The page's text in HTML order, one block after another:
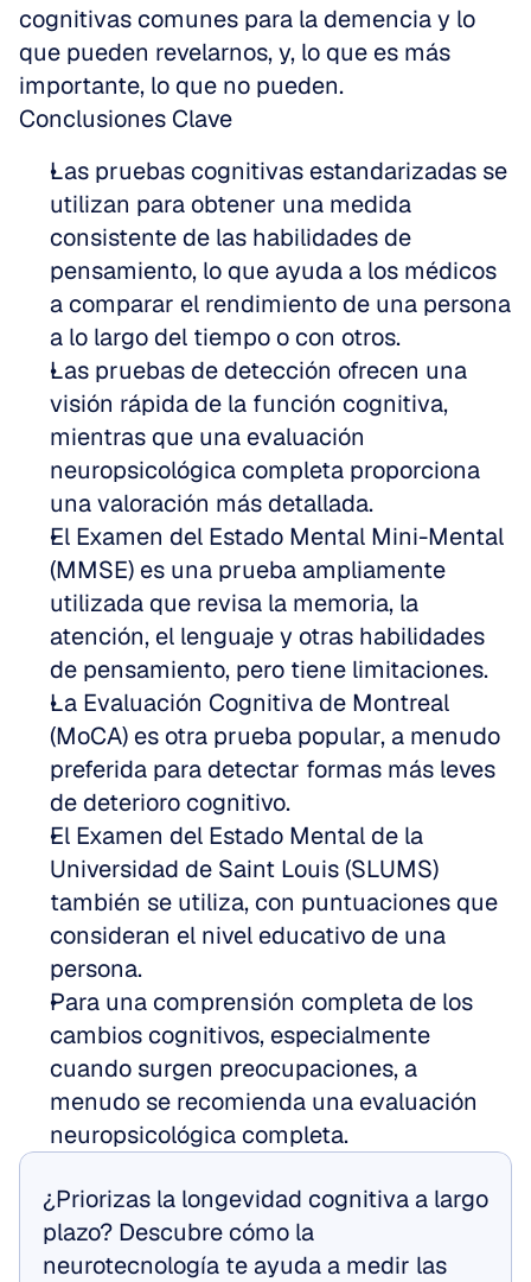
cognitivas comunes para la demencia y lo
que pueden revelarnos, y, lo que es más
importante, lo que no pueden.
Conclusiones Clave
Las pruebas cognitivas estandarizadas se
utilizan para obtener una medida
consistente de las habilidades de
pensamiento, lo que ayuda a los médicos
a comparar el rendimiento de una persona
a lo largo del tiempo o con otros.
Las pruebas de detección ofrecen una
visión rápida de la función cognitiva,
mientras que una evaluación
neuropsicológica completa proporciona
una valoración más detallada.
El Examen del Estado Mental Mini-Mental
(MMSE) es una prueba ampliamente
utilizada que revisa la memoria, la
atención, el lenguaje y otras habilidades
de pensamiento, pero tiene limitaciones.
La Evaluación Cognitiva de Montreal
(MoCA) es otra prueba popular, a menudo
preferida para detectar formas más leves
de deterioro cognitivo.
El Examen del Estado Mental de la
Universidad de Saint Louis (SLUMS)
también se utiliza, con puntuaciones que
consideran el nivel educativo de una
persona.
Para una comprensión completa de los
cambios cognitivos, especialmente
cuando surgen preocupaciones, a
menudo se recomienda una evaluación
neuropsicológica completa.
¿Priorizas la longevidad cognitiva a largo
plazo? Descubre cómo la
neurotecnología te ayuda a medir las